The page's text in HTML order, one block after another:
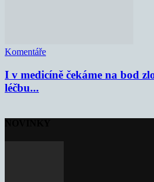
Komentáře
I v medicíně čekáme na bod
léčbu...